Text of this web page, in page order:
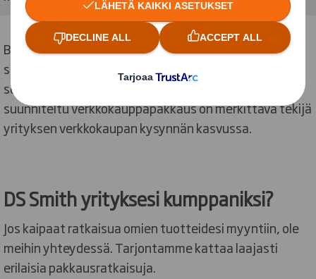
Biolanissa arvostetaan sitä, että pakkaus on
suunniteltu verkkokauppaa varten ja se huomioi koko
sen logistisen ketjun, jossa sen tulee toimia. Hyvin
suunniteltu verkkokauppapakkaus on merkittävä tekijä
yrityksen verkkokaupan kysynnän kasvussa.
DS Smith yrityksesi kumppaniksi?
Jos kaipaat ratkaisua omien tuotteidesi myyntiin, ole
meihin yhteydessä. Tarjontamme kattaa laajasti
erilaisia pakkausratkaisuja.